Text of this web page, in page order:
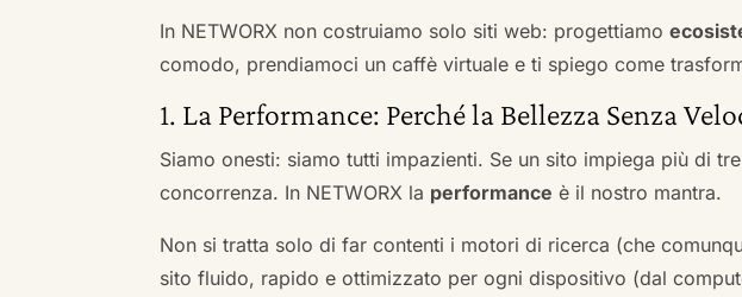
In NETWORX non costruiamo solo siti web: progettiamo
comodo, prendiamoci un caffè virtuale e ti spiego come
1. La Performance: Perché la Bellezza Senza
Siamo onesti: siamo tutti impazienti. Se un sito impiega più di
concorrenza. In NETWORX la performance è il nostro mantra.
Non si tratta solo di far contenti i motori di ricerca (che
sito fluido, rapido e ottimizzato per ogni dispositivo (dal